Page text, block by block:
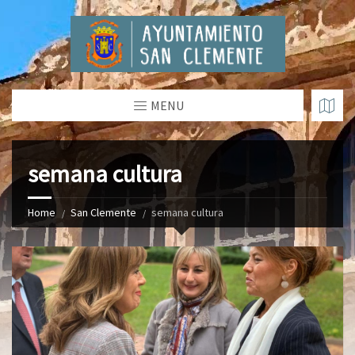
MENU
semana cultura
Home San Clemente semana cultura